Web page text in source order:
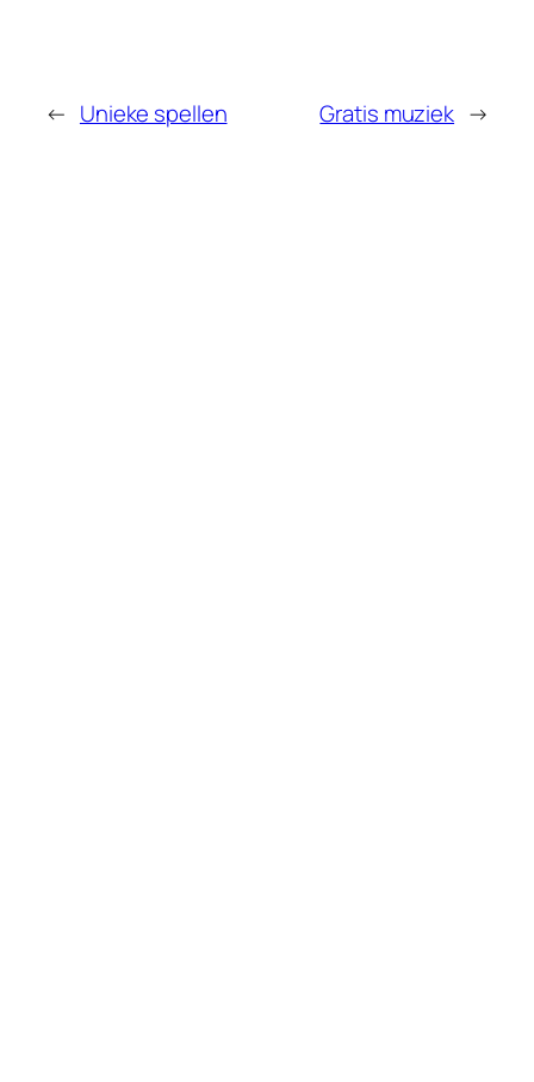
← Unieke spellen Gratis muziek →